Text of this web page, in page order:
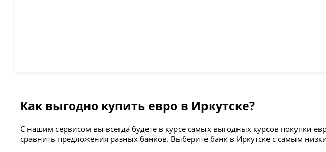
Как выгодно купить евро в Иркутске?
С нашим сервисом вы всегда будете в курсе самых выгодных курсов покупки
сравнить предложения разных банков. Выберите банк в Иркутске с самым